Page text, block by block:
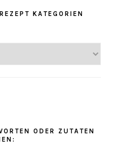
KATEGORIEN
ODER ZUTATEN